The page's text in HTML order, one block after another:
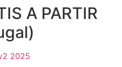
A PARTIR